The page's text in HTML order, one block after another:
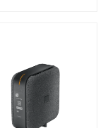
Sans engagement